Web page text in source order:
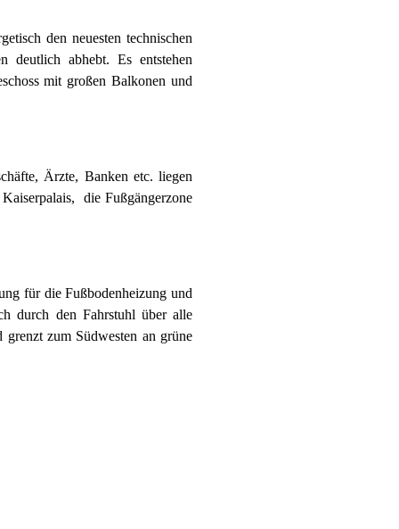
den neuesten technischen
deutlich abhebt. Es entstehen
mit großen Balkonen und
Ärzte, Banken etc. liegen
die Fußgängerzone
für die Fußbodenheizung und
durch den Fahrstuhl über alle
zum Südwesten an grüne